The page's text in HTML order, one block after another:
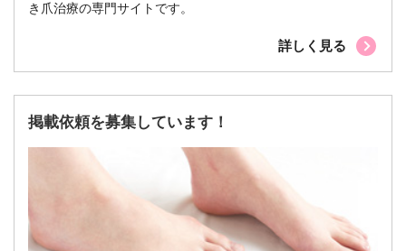
き爪治療の専門サイトです。
詳しく見る
掲載依頼を募集しています！